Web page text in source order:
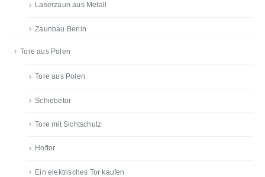
Laserzaun aus Metall
Zaunbau Berlin
Tore aus Polen
Tore aus Polen
Schiebetor
Tore mit Sichtschutz
Hoftor
Ein elektrisches Tor kaufen